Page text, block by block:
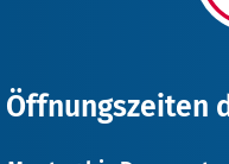
Öffnungszeiten